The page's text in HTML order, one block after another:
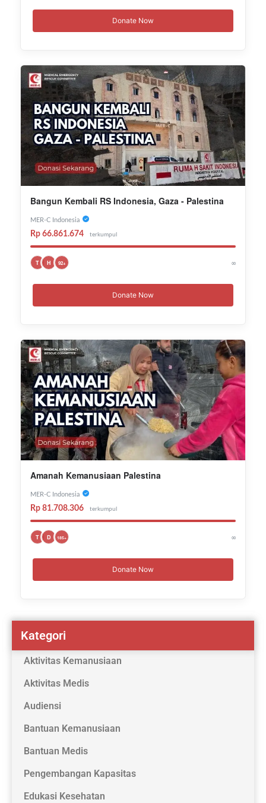
Kategori
Aktivitas Kemanusiaan
Aktivitas Medis
Audiensi
Bantuan Kemanusiaan
Bantuan Medis
Pengembangan Kapasitas
Edukasi Kesehatan
Donate Now
Bangun Kembali RS Indonesia, Gaza - Palestina
MER-C Indonesia
Rp 66.861.674 terkumpul
T H 92+ ∞
Donate Now
Amanah Kemanusiaan Palestina
MER-C Indonesia
Rp 81.708.306 terkumpul
T D 185+ ∞
Donate Now